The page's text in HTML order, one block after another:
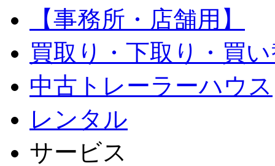
【事務所・店舗用】
買取り・下取り・買
中古トレーラーハウス
レンタル
サービス